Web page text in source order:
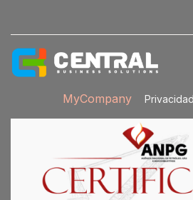
MyCompany